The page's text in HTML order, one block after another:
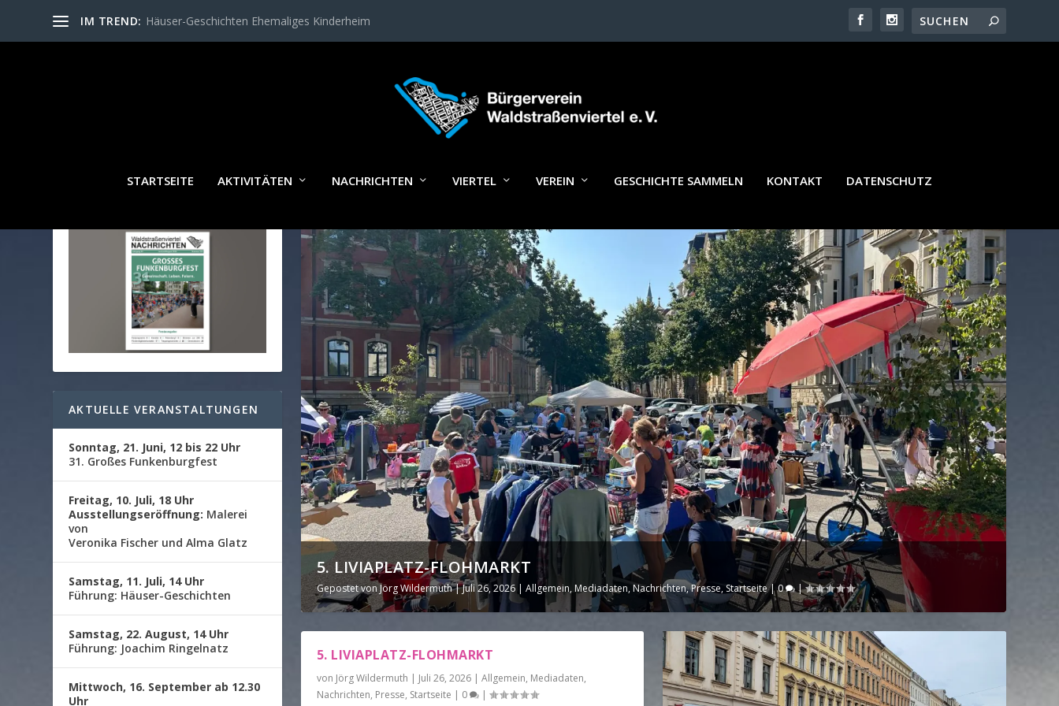
IM TREND: Häuser-Geschichten Ehemaliges Kinderheim
STARTSEITE AKTIVITÄTEN NACHRICHTEN VIERTEL VEREIN GESCHICHTE SAMMELN KONTAKT DATENSCHUTZ
KATEGORIE: NACHRICHTEN
5. LIVIAPLATZ-FLOHMARKT
Gepostet vonJörg Wildermuth|Juli 26, 2026| Allgemein,Mediadaten, Nachrichten,Presse, Startseite|0 |
5. LIVIAPLATZ-FLOHMARKT
von Jörg Wildermuth | Juli 26, 2026| Allgemein, Mediadaten,
Nachrichten, Presse, Startseite | 0 |
WALDSTRASSENVIERTEL N
AKTUELLE VERANSTALTUNGEN
Sonntag, 21. Juni, 12 bis 22 Uhr
31. Großes Funkenburgfest
Freitag, 10. Juli, 18 Uhr
Ausstellungseröffnung: Malerei
von
Veronika Fischer und Alma Glatz
Samstag, 11. Juli, 14 Uhr
Führung: Häuser-Geschichten
Samstag, 22. August, 14 Uhr
Führung: Joachim Ringelnatz
Mittwoch, 16. September ab 12.30
Uhr